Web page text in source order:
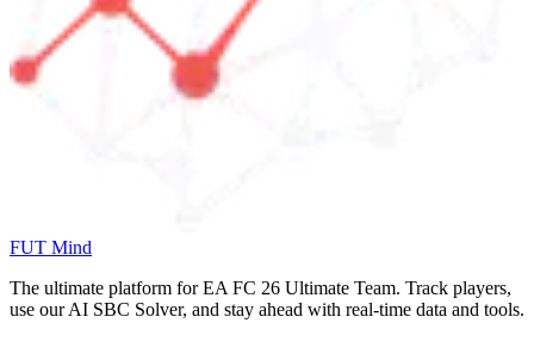
FUT Mind
The ultimate platform for EA FC 26 Ultimate Team. Track players,
use our AI SBC Solver, and stay ahead with real-time data and tools.